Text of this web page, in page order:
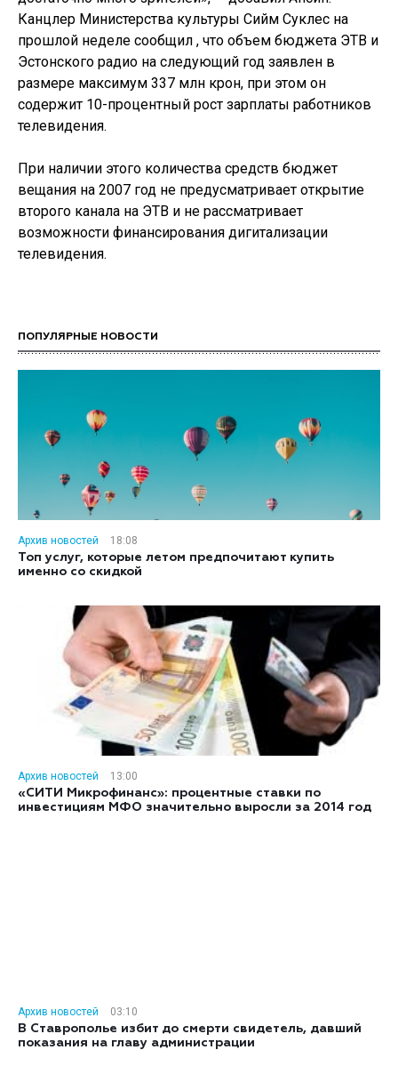
Канцлер Министерства культуры Сийм Суклес на
прошлой неделе сообщил , что объем бюджета ЭТВ и
Эстонского радио на следующий год заявлен в
размере максимум 337 млн крон, при этом он
содержит 10-процентный рост зарплаты работников
телевидения.
При наличии этого количества средств бюджет
вещания на 2007 год не предусматривает открытие
второго канала на ЭТВ и не рассматривает
возможности финансирования дигитализации
телевидения.
ПОПУЛЯРНЫЕ НОВОСТИ
Архив новостей
18:08
Топ услуг, которые летом предпочитают купить
именно со скидкой
Архив новостей
13:00
«СИТИ Микрофинанс»: процентные ставки по
инвестициям МФО значительно выросли за 2014 год
Архив новостей
03:10
В Ставрополье избит до смерти свидетель, давший
показания на главу администрации